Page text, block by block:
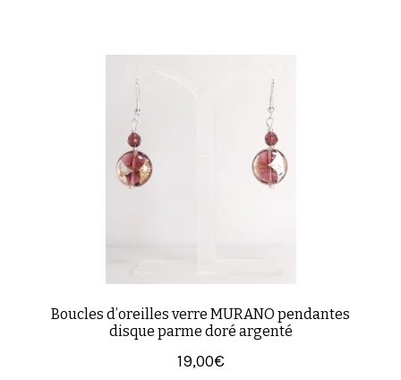
Boucles d’oreilles verre MURANO pendantes
disque parme doré argenté
19,00€